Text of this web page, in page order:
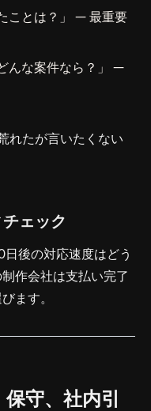
ことは？」 — 最重要
んな案件なら？」 —
れたが言いたくない
ェック
後の対応速度はどう
作会社は支払い完了
ます。
守、社内引